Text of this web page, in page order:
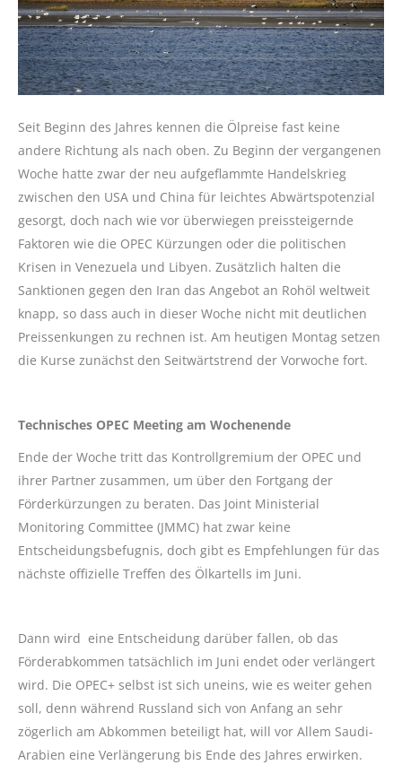
Seit Beginn des Jahres kennen die Ölpreise fast keine
andere Richtung als nach oben. Zu Beginn der vergangenen
Woche hatte zwar der neu aufgeflammte Handelskrieg
zwischen den USA und China für leichtes Abwärtspotenzial
gesorgt, doch nach wie vor überwiegen preissteigernde
Faktoren wie die OPEC Kürzungen oder die politischen
Krisen in Venezuela und Libyen. Zusätzlich halten die
Sanktionen gegen den Iran das Angebot an Rohöl weltweit
knapp, so dass auch in dieser Woche nicht mit deutlichen
Preissenkungen zu rechnen ist. Am heutigen Montag setzen
die Kurse zunächst den Seitwärtstrend der Vorwoche fort.
Technisches OPEC Meeting am Wochenende
Ende der Woche tritt das Kontrollgremium der OPEC und
ihrer Partner zusammen, um über den Fortgang der
Förderkürzungen zu beraten. Das Joint Ministerial
Monitoring Committee (JMMC) hat zwar keine
Entscheidungsbefugnis, doch gibt es Empfehlungen für das
nächste offizielle Treffen des Ölkartells im Juni.
Dann wird eine Entscheidung darüber fallen, ob das
Förderabkommen tatsächlich im Juni endet oder verlängert
wird. Die OPEC+ selbst ist sich uneins, wie es weiter gehen
soll, denn während Russland sich von Anfang an sehr
zögerlich am Abkommen beteiligt hat, will vor Allem Saudi-
Arabien eine Verlängerung bis Ende des Jahres erwirken.